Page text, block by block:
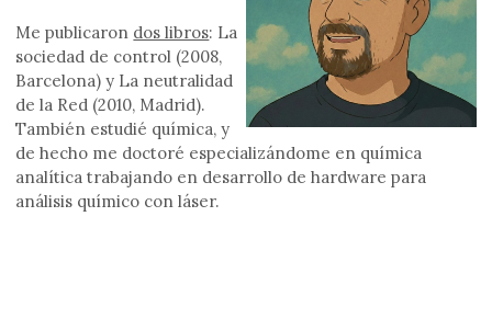
Me publicaron dos libros: La
sociedad de control (2008,
Barcelona) y La neutralidad
de la Red (2010, Madrid).
También estudié química, y
de hecho me doctoré especializándome en química
analítica trabajando en desarrollo de hardware para
análisis químico con láser.